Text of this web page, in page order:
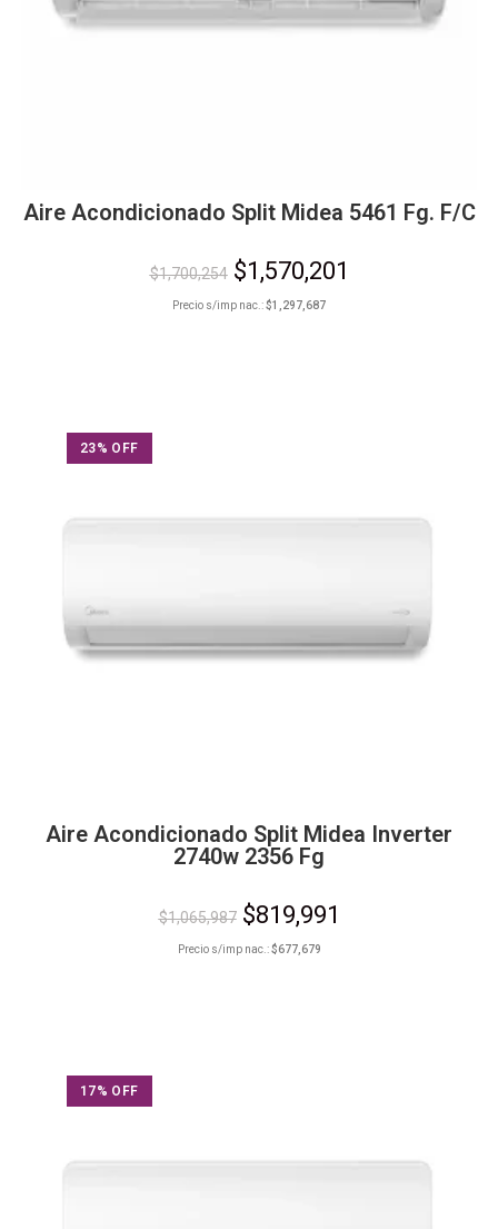
Aire Acondicionado Split Midea 5461 Fg. F/C
$1,700,254 $1,570,201
Precio s/imp nac.:$1,297,687
23% OFF
Aire Acondicionado Split Midea Inverter
2740w 2356 Fg
$1,065,987 $819,991
Precio s/imp nac.:$677,679
17% OFF